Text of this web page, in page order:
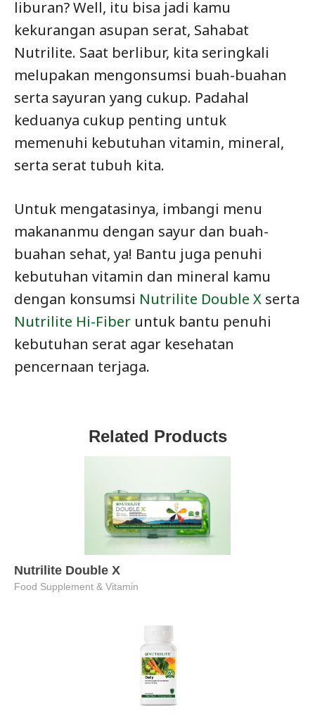
liburan? Well, itu bisa jadi kamu
kekurangan asupan serat, Sahabat
Nutrilite. Saat berlibur, kita seringkali
melupakan mengonsumsi buah-buahan
serta sayuran yang cukup. Padahal
keduanya cukup penting untuk
memenuhi kebutuhan vitamin, mineral,
serta serat tubuh kita.
Untuk mengatasinya, imbangi menu
makananmu dengan sayur dan buah-
buahan sehat, ya! Bantu juga penuhi
kebutuhan vitamin dan mineral kamu
dengan konsumsi Nutrilite Double X serta
Nutrilite Hi-Fiber untuk bantu penuhi
kebutuhan serat agar kesehatan
pencernaan terjaga.
Related Products
Nutrilite Double X
Food Supplement & Vitamin